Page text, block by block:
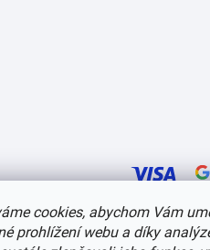
cookies, abychom Vám
prohlížení webu a díky
cookies